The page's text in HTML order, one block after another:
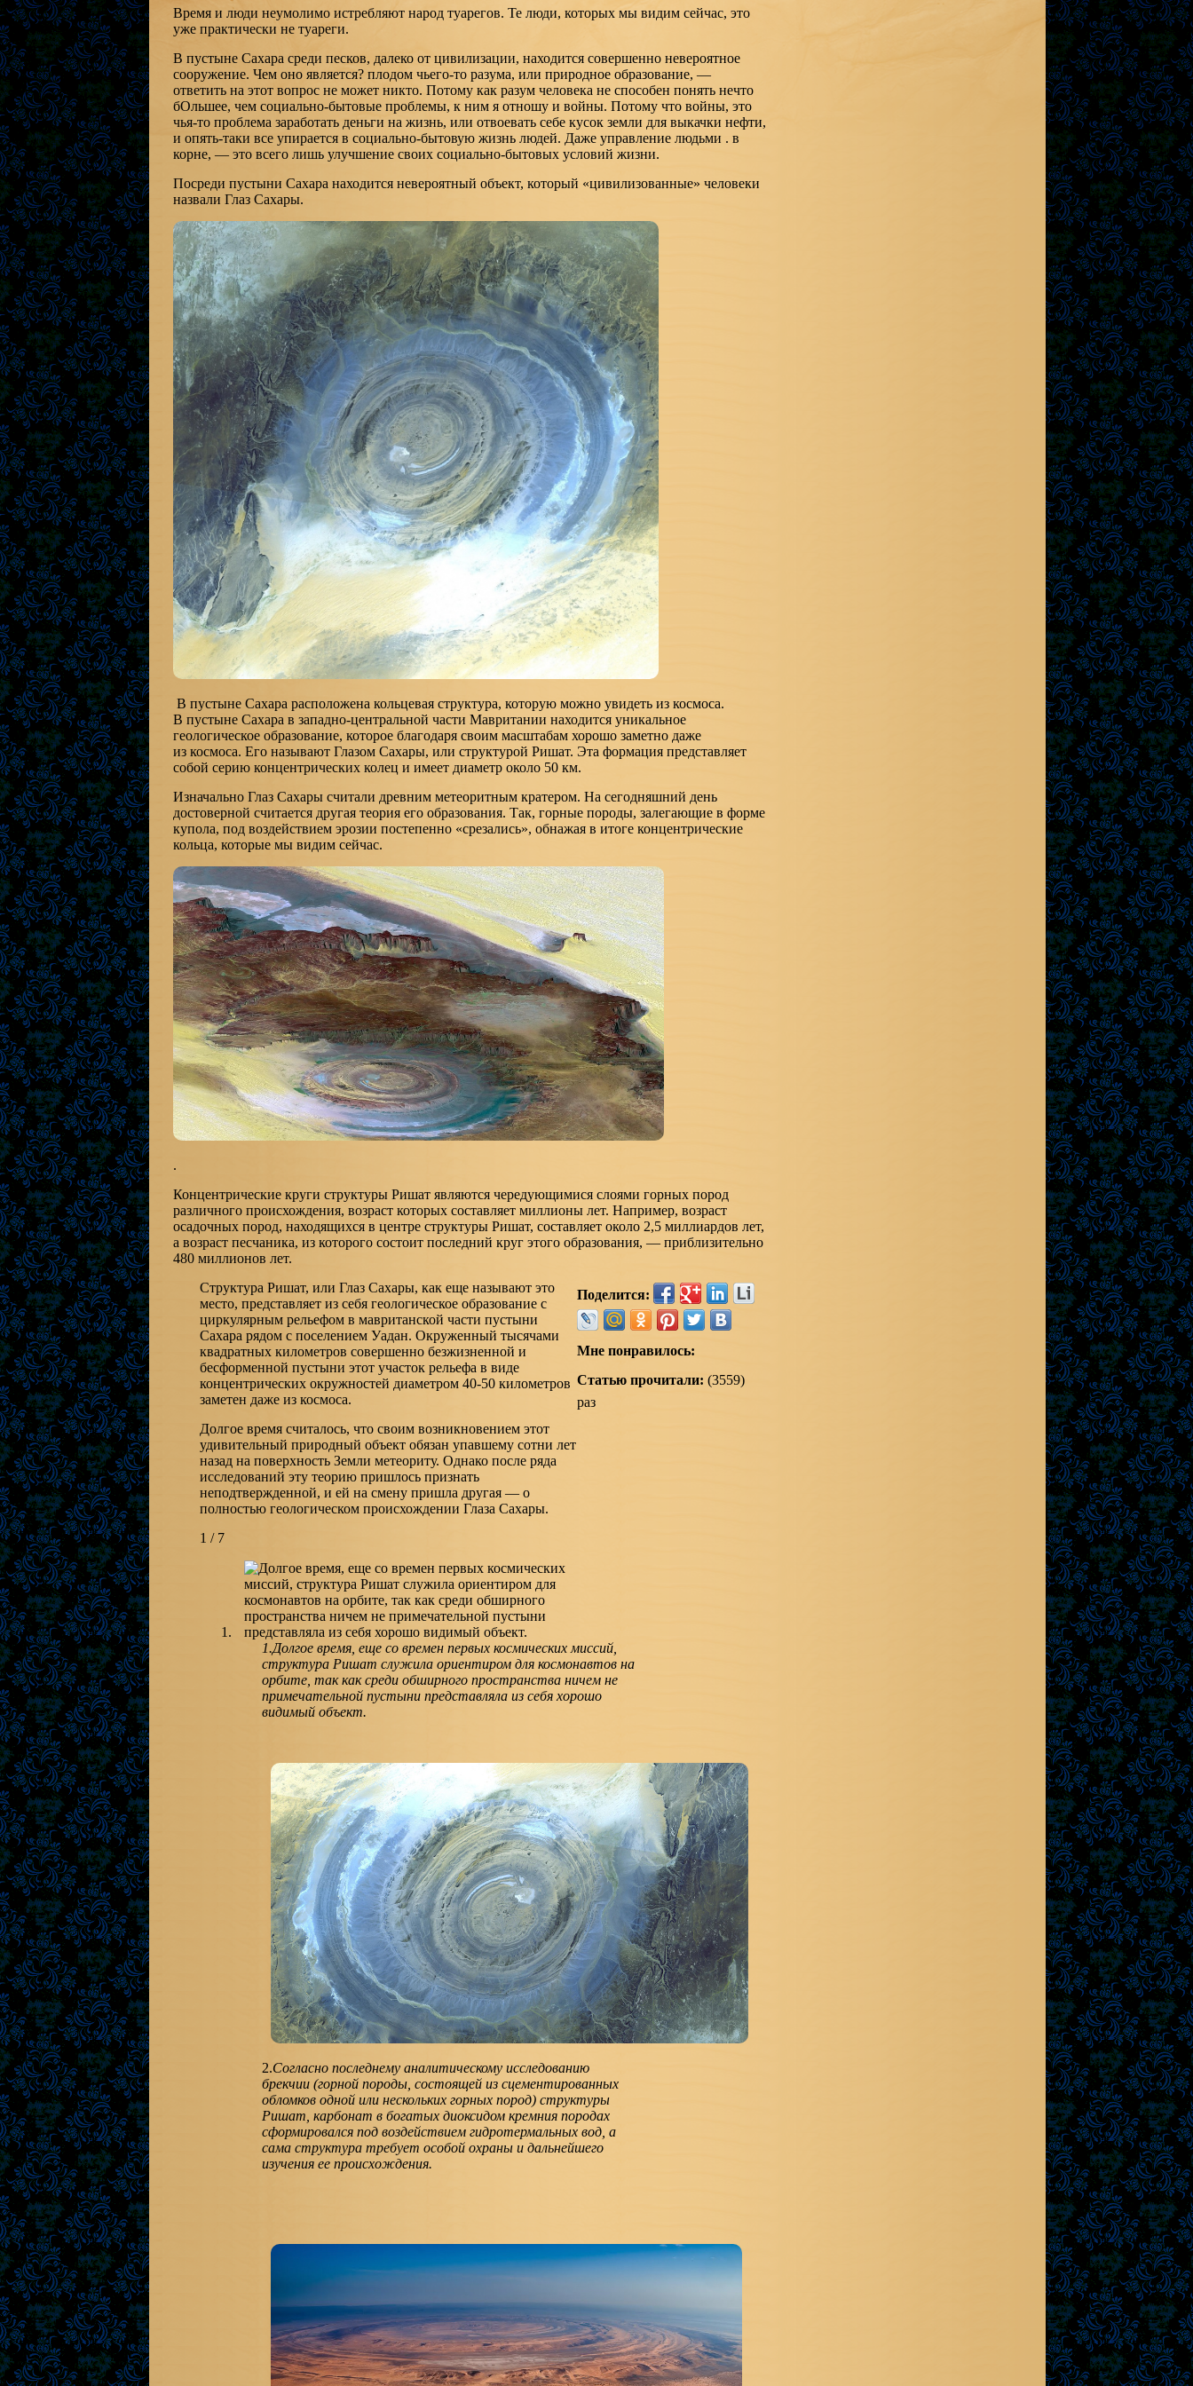
Время и люди неумолимо истребляют народ туарегов. Те люди, которых мы видим сейчас, это
уже практически не туареги.
В пустыне Сахара среди песков, далеко от цивилизации, находится совершенно невероятное
сооружение. Чем оно является? плодом чьего-то разума, или природное образование, —
ответить на этот вопрос не может никто. Потому как разум человека не способен понять нечто
бОльшее, чем социально-бытовые проблемы, к ним я отношу и войны. Потому что войны, это
чья-то проблема заработать деньги на жизнь, или отвоевать себе кусок земли для выкачки нефти,
и опять-таки все упирается в социально-бытовую жизнь людей. Даже управление людьми . в
корне, — это всего лишь улучшение своих социально-бытовых условий жизни.
Посреди пустыни Сахара находится невероятный объект, который «цивилизованные» человеки
назвали Глаз Сахары.
В пустыне Сахара расположена кольцевая структура, которую можно увидеть из космоса.
В пустыне Сахара в западно-центральной части Мавритании находится уникальное
геологическое образование, которое благодаря своим масштабам хорошо заметно даже
из космоса. Его называют Глазом Сахары, или структурой Ришат. Эта формация представляет
собой серию концентрических колец и имеет диаметр около 50 км.
Изначально Глаз Сахары считали древним метеоритным кратером. На сегодняшний день
достоверной считается другая теория его образования. Так, горные породы, залегающие в форме
купола, под воздействием эрозии постепенно «срезались», обнажая в итоге концентрические
кольца, которые мы видим сейчас.
.
Концентрические круги структуры Ришат являются чередующимися слоями горных пород
различного происхождения, возраст которых составляет миллионы лет. Например, возраст
осадочных пород, находящихся в центре структуры Ришат, составляет около 2,5 миллиардов лет,
а возраст песчаника, из которого состоит последний круг этого образования, — приблизительно
480 миллионов лет.
Структура Ришат, или Глаз Сахары, как еще называют это
место, представляет из себя геологическое образование с
циркулярным рельефом в мавританской части пустыни
Сахара рядом с поселением Уадан. Окруженный тысячами
квадратных километров совершенно безжизненной и
бесформенной пустыни этот участок рельефа в виде
концентрических окружностей диаметром 40-50 километров
заметен даже из космоса.
Долгое время считалось, что своим возникновением этот
удивительный природный объект обязан упавшему сотни лет
назад на поверхность Земли метеориту. Однако после ряда
исследований эту теорию пришлось признать
неподтвержденной, и ей на смену пришла другая — о
полностью геологическом происхождении Глаза Сахары.
1 / 7
1.Долгое время, еще со времен первых космических миссий,
структура Ришат служила ориентиром для космонавтов на
орбите, так как среди обширного пространства ничем не
примечательной пустыни представляла из себя хорошо
видимый объект.
2.Согласно последнему аналитическому исследованию
брекчии (горной породы, состоящей из сцементированных
обломков одной или нескольких горных пород) структуры
Ришат, карбонат в богатых диоксидом кремния породах
сформировался под воздействием гидротермальных вод, а
сама структура требует особой охраны и дальнейшего
изучения ее происхождения.
Поделится:
Мне понравилось:
Статью прочитали: (3559)
раз